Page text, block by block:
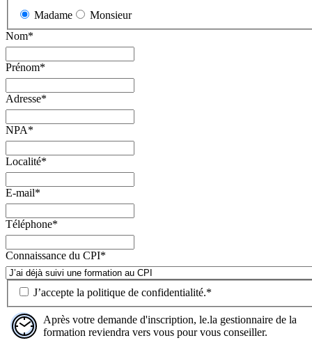
Madame
Monsieur
Nom*
Prénom*
Adresse*
NPA*
Localité*
E-mail*
Téléphone*
Connaissance du CPI*
J’accepte la politique de confidentialité.*
Après votre demande d'inscription, le.la gestionnaire de la
formation reviendra vers vous pour vous conseiller.